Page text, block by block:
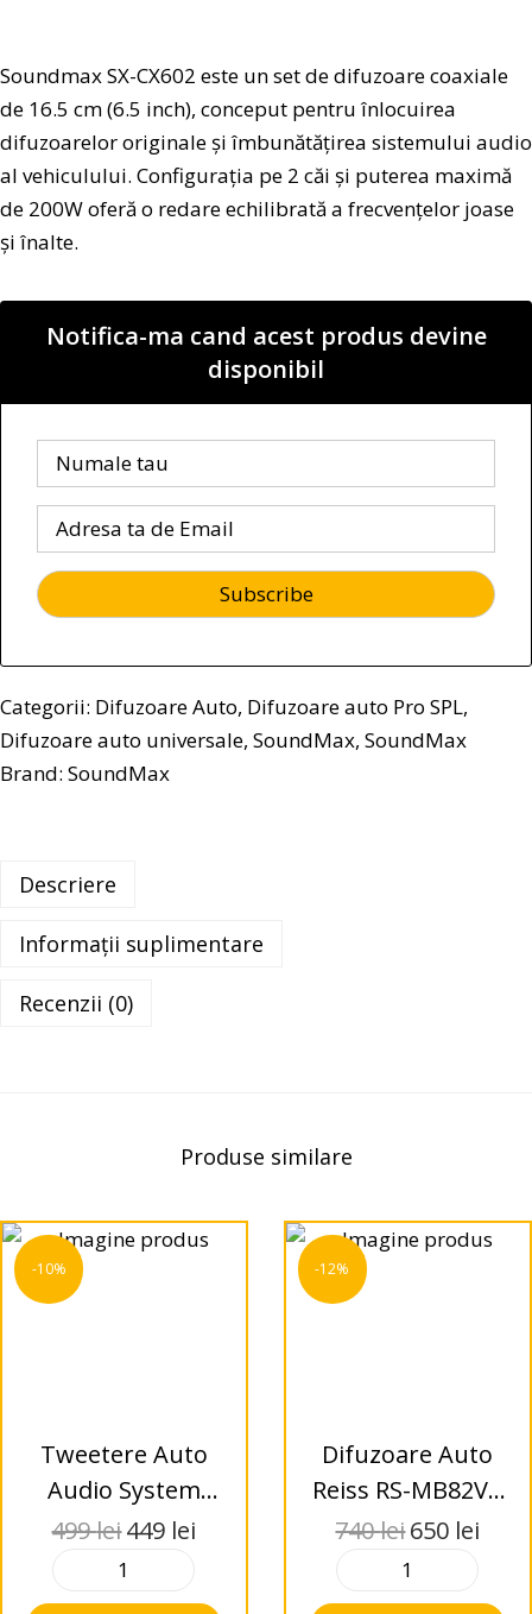
Soundmax SX-CX602 este un set de difuzoare coaxiale
de 16.5 cm (6.5 inch), conceput pentru înlocuirea
difuzoarelor originale și îmbunătățirea sistemului audio
al vehiculului. Configurația pe 2 căi și puterea maximă
de 200W oferă o redare echilibrată a frecvențelor joase
și înalte.
Notifica-ma cand acest produs devine
disponibil
Categorii: Difuzoare Auto, Difuzoare auto Pro SPL,
Difuzoare auto universale, SoundMax, SoundMax
Brand: SoundMax
Descriere
Informații suplimentare
Recenzii (0)
Produse similare
-10%
Tweetere Auto
Audio System
HS38 PA 100 watts
499lei449 lei
-12%
Difuzoare Auto
Reiss RS-MB82VB
500W RMS
740lei650 lei